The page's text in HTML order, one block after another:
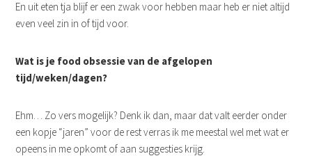
En uit eten tja blijf er een zwak voor hebben maar heb er niet altijd
even veel zin in of tijd voor.
Wat is je food obsessie van de afgelopen
tijd/weken/dagen?
Ehm… Zo vers mogelijk? Denk ik dan, maar dat valt eerder onder
een kopje “jaren” voor de rest verras ik me meestal wel met wat er
opeens in me opkomt of aan suggesties krijg.